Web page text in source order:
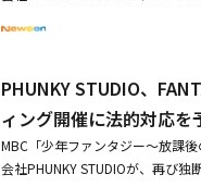
うのならば、その商道徳が法の
は、誰にもありません。ユ・ジュ
最後に、所属事務所としてアー
ユ・ジュンウォンが今後、正常
がこれ以上発生しないよう、保
務所と対立。その後FANTASY
DIOはユ・ジュンウォンに30億
へ・PHUNKY STUDIO、
帰を提案したものの、ユ・ジュン
TASY BOYS ユ・ジュンウォンの
ユ・ジュンウォン、5年の契約期
容を公開・PHUNKY STUDIO、
いを隠せなかったが、円満な合
「（収益配分が）6:4でなければ
タビューを通じて「会社を信頼
ともな活動をしたことがなく、
で信頼を論じること自体が筋違
短縮案を提示して復帰を促した
ので、一日も早く会って円満に
ム・グァンス代表はこのような
来を考えるため、知人を通じて
（カンナム）のあるホテルのカ
わたって対話した。「少年ファン
PHUNKY STUDIO、
ィング開催に法的対応を
MBC「少年ファンタジー～放課
会社PHUNKY STUDIOが、再び